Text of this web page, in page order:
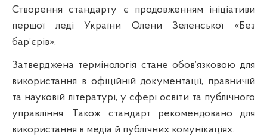
Створення стандарту є продовженням ініціативи
першої леді України Олени Зеленської «Без
бар’єрів».
Затверджена термінологія стане обов’язковою для
використання в офіційній документації, правничій
та науковій літературі, у сфері освіти та публічного
управління. Також стандарт рекомендовано для
використання в медіа й публічних комунікаціях.